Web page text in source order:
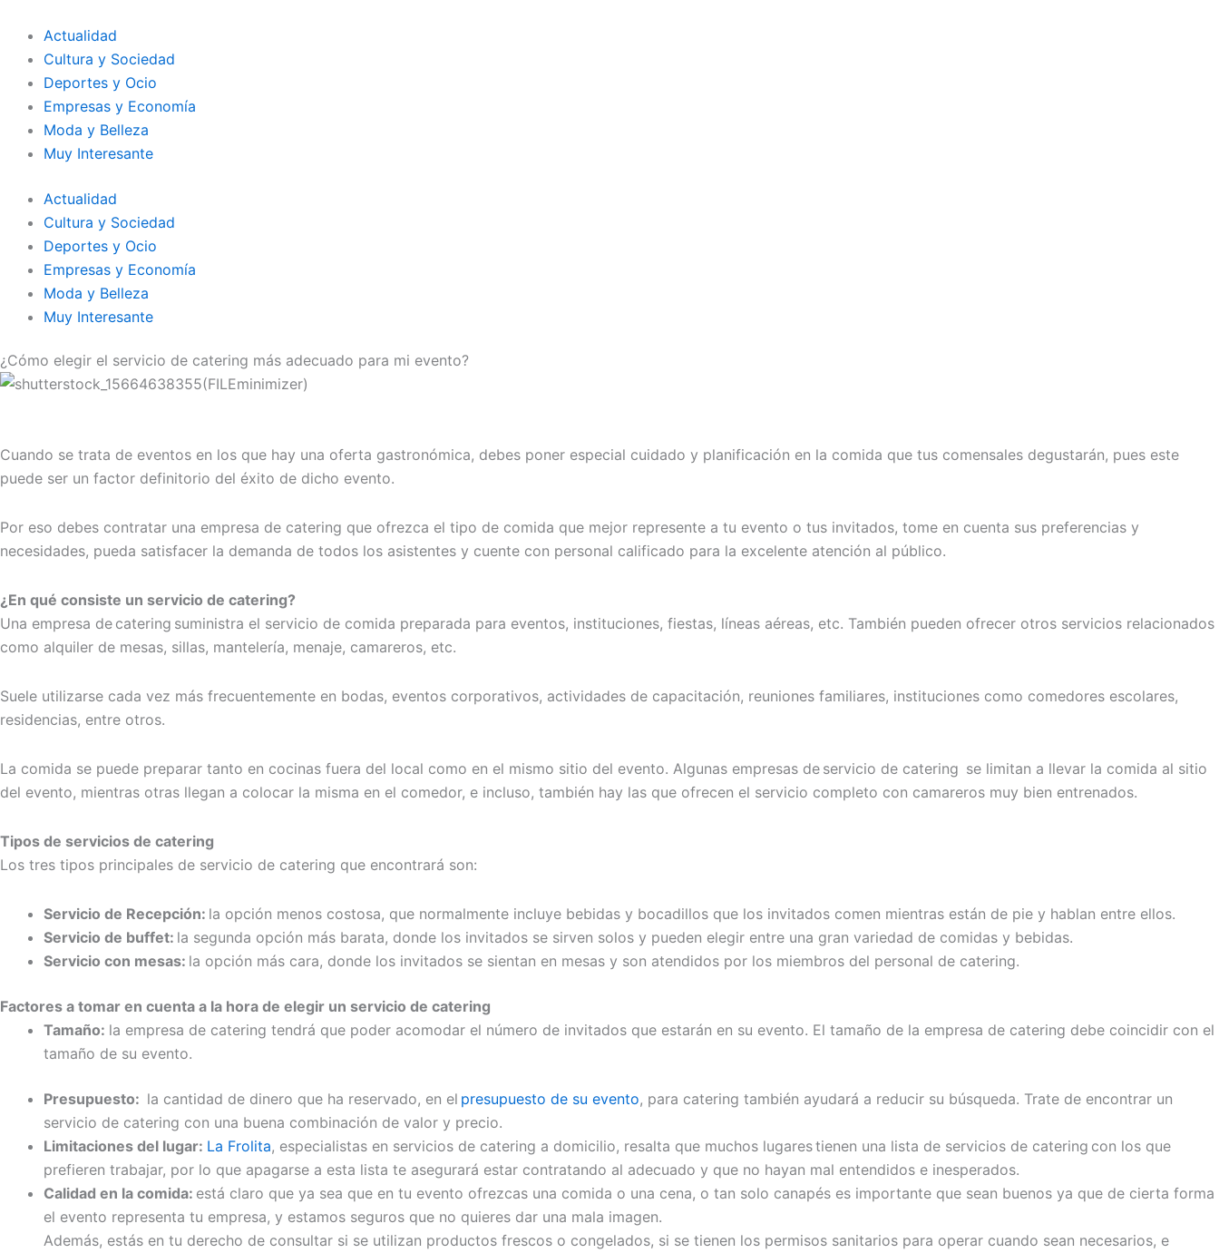
contenido
Actualidad
Cultura y Sociedad
Deportes y Ocio
Empresas y Economía
Moda y Belleza
Muy Interesante
Actualidad
Cultura y Sociedad
Deportes y Ocio
Empresas y Economía
Moda y Belleza
Muy Interesante
¿Cómo elegir el servicio de catering más adecuado para mi evento?
Cuando se trata de eventos en los que hay una oferta gastronómica, debes poner especial cuidado y planificación en la comida que tus comensales degustarán, pues este
puede ser un factor definitorio del éxito de dicho evento.
Por eso debes contratar una empresa de catering que ofrezca el tipo de comida que mejor represente a tu evento o tus invitados, tome en cuenta sus preferencias y
necesidades, pueda satisfacer la demanda de todos los asistentes y cuente con personal calificado para la excelente atención al público.
¿ En qué consiste un servicio de catering?
Una empresa de catering suministra el servicio de comida preparada para eventos, instituciones, fiestas, líneas aéreas, etc. También pueden ofrecer otros servicios relacionados
como alquiler de mesas, sillas, mantelería, menaje, camareros, etc.
Suele utilizarse cada vez más frecuentemente en bodas, eventos corporativos, actividades de capacitación, reuniones familiares, instituciones como comedores escolares,
residencias, entre otros.
La comida se puede preparar tanto en cocinas fuera del local como en el mismo sitio del evento. Algunas empresas de servicio de catering se limitan a llevar la comida al sitio
del evento, mientras otras llegan a colocar la misma en el comedor, e incluso, también hay las que ofrecen el servicio completo con camareros muy bien entrenados.
Tipos de servicios de catering
Los tres tipos principales de servicio de catering que encontrará son:
Servicio de Recepción: la opción menos costosa, que normalmente incluye bebidas y bocadillos que los invitados comen mientras están de pie y hablan entre ellos.
Servicio de buffet: la segunda opción más barata, donde los invitados se sirven solos y pueden elegir entre una gran variedad de comidas y bebidas.
Servicio con mesas: la opción más cara, donde los invitados se sientan en mesas y son atendidos por los miembros del personal de catering.
Factores a tomar en cuenta a la hora de elegir un servicio de catering
Tamaño: la empresa de catering tendrá que poder acomodar el número de invitados que estarán en su evento. El tamaño de la empresa de catering debe coincidir con el
tamaño de su evento.
Presupuesto: la cantidad de dinero que ha reservado, en el presupuesto de su evento, para catering también ayudará a reducir su búsqueda. Trate de encontrar un
servicio de catering con una buena combinación de valor y precio.
Limitaciones del lugar: La Frolita, especialistas en servicios de catering a domicilio, resalta que muchos lugarestienen una lista de servicios de catering con los que
prefieren trabajar, por lo que apagarse a esta lista te asegurará estar contratando al adecuado y que no hayan mal entendidos e inesperados.
Calidad en la comida: está claro que ya sea que en tu evento ofrezcas una comida o una cena, o tan solo canapés es importante que sean buenos ya que de cierta forma
el evento representa tu empresa, y estamos seguros que no quieres dar una mala imagen.
Además, estás en tu derecho de consultar si se utilizan productos frescos o congelados, si se tienen los permisos sanitarios para operar cuando sean necesarios, e